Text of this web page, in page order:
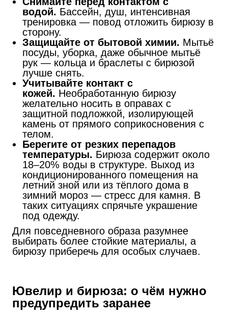
водой. Бассейн, душ, интенсивная
тренировка — повод отложить бирюзу в
сторону.
Защищайте от бытовой химии. Мытьё
посуды, уборка, даже обычное мытьё
рук — кольца и браслеты с бирюзой
лучше снять.
Учитывайте контакт с
кожей. Необработанную бирюзу
желательно носить в оправах с
защитной подложкой, изолирующей
камень от прямого соприкосновения с
телом.
Берегите от резких перепадов
температуры. Бирюза содержит около
18–20% воды в структуре. Выход из
кондиционированного помещения на
летний зной или из тёплого дома в
зимний мороз — стресс для камня. В
таких ситуациях спрячьте украшение
под одежду.
Для повседневного образа разумнее
выбирать более стойкие материалы, а
бирюзу приберечь для особых случаев.
Ювелир и бирюза: о чём нужно
предупредить заранее